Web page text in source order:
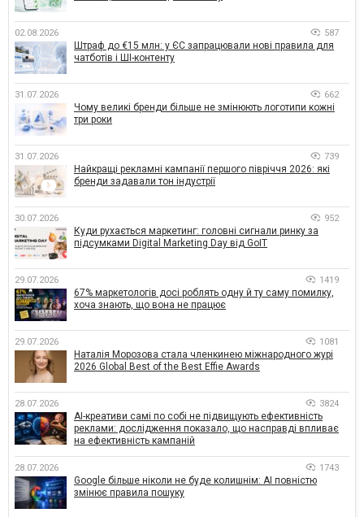
02.08.2026 587
Штраф до €15 млн: у ЄС запрацювали нові правила для
чатботів і ШІ-контенту
31.07.2026 662
Чому великі бренди більше не змінюють логотипи кожні
три роки
31.07.2026 739
Найкращі рекламні кампанії першого півріччя 2026: які
бренди задавали тон індустрії
30.07.2026 952
Куди рухається маркетинг: головні сигнали ринку за
підсумками Digital Marketing Day від GoIT
29.07.2026 1419
67% маркетологів досі роблять одну й ту саму помилку,
хоча знають, що вона не працює
29.07.2026 1081
Наталія Морозова стала членкинею міжнародного журі
2026 Global Best of the Best Effie Awards
28.07.2026 3824
AI-креативи самі по собі не підвищують ефективність
реклами: дослідження показало, що насправді впливає
на ефективність кампаній
28.07.2026 1743
Google більше ніколи не буде колишнім: AI повністю
змінює правила пошуку